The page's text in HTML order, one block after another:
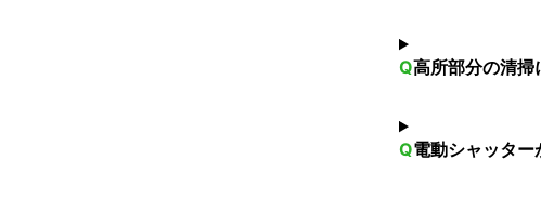
Q高所部分の清掃
Q電動シャッター